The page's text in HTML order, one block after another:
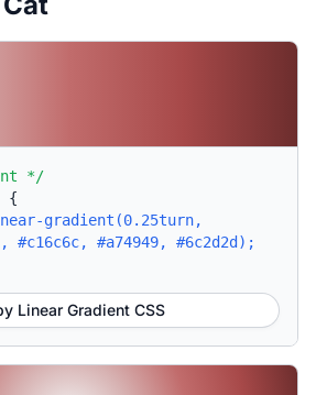
*/
{
gradient(0.25turn,
#c16c6c, #a74949, #6c2d2d);
Linear Gradient CSS